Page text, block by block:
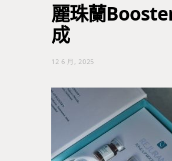
麗珠蘭
成
12 6 月, 2025